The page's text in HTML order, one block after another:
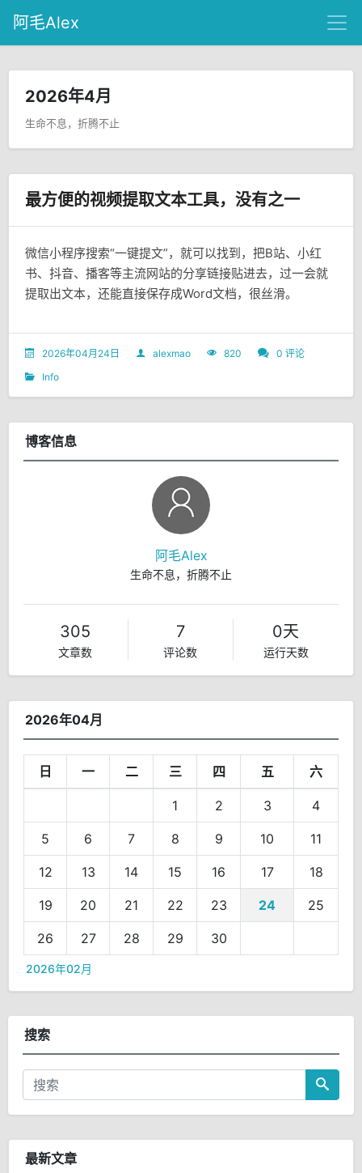
阿毛Alex
2026年4月
生命不息，折腾不止
最方便的视频提取文本工具，没有之一
微信小程序搜索“一键提文”，就可以找到，把B站、小红
书、抖音、播客等主流网站的分享链接贴进去，过一会就
提取出文本，还能直接保存成Word文档，很丝滑。
2026年04月24日 alexmao 820
0 评论
Info
博客信息
阿毛Alex
生命不息，折腾不止
305
文章数
7
评论数
0天
运行天数
2026年04月
日 一 二 三 四 五 六
1 2 3 4
5 6 7 8 9 10 11
12 13 14 15 16 17 18
19 20 21 22 23 24 25
26 27 28 29 30
2026年02月
搜索
最新文章